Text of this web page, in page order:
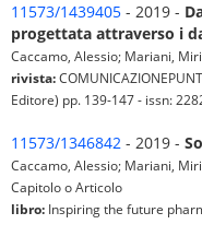
11573/1439405 - 2019 -
progettata attraverso i
Caccamo, Alessio; Mariani,
rivista:
Editore) pp. 139-147 - issn:
11573/1346842 - 2019 -
Caccamo, Alessio; Mariani,
Capitolo o Articolo
libro: Inspiring the future